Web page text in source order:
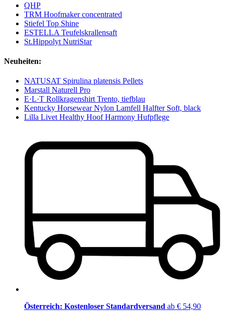
QHP
TRM Hoofmaker concentrated
Stiefel Top Shine
ESTELLA Teufelskrallensaft
St.Hippolyt NutriStar
Neuheiten:
NATUSAT Spirulina platensis Pellets
Marstall Naturell Pro
E·L·T Rollkragenshirt Trento, tiefblau
Kentucky Horsewear Nylon Lamfell Halfter Soft, black
Lilla Livet Healthy Hoof Harmony Hufpflege
Österreich: Kostenloser Standardversand ab € 54,90